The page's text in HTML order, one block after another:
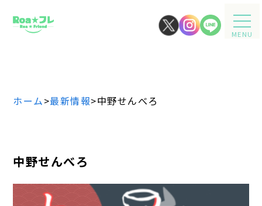
MENU
ホーム>最新情報>中野せんべろ
中野せんべろ